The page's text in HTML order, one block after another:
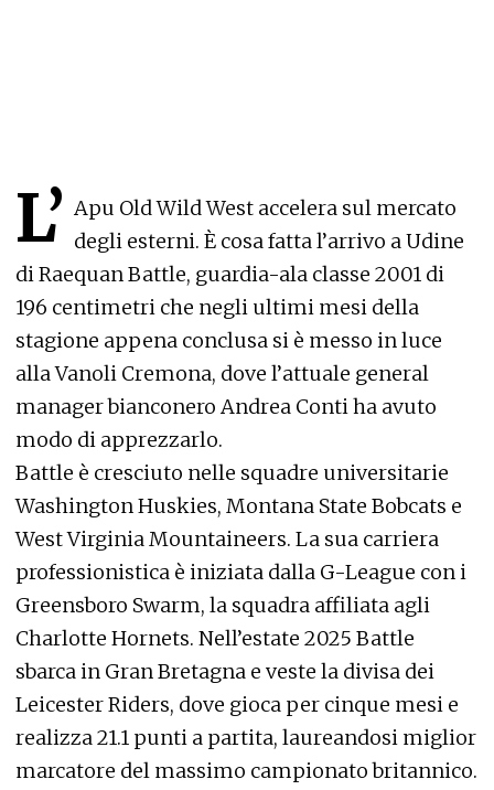
L’ Apu Old Wild West accelera sul mercato
degli esterni. È cosa fatta l’arrivo a Udine
di Raequan Battle, guardia-ala classe 2001 di
196 centimetri che negli ultimi mesi della
stagione appena conclusa si è messo in luce
alla Vanoli Cremona, dove l’attuale general
manager bianconero Andrea Conti ha avuto
modo di apprezzarlo.
Battle è cresciuto nelle squadre universitarie
Washington Huskies, Montana State Bobcats e
West Virginia Mountaineers. La sua carriera
professionistica è iniziata dalla G-League con i
Greensboro Swarm, la squadra affiliata agli
Charlotte Hornets. Nell’estate 2025 Battle
sbarca in Gran Bretagna e veste la divisa dei
Leicester Riders, dove gioca per cinque mesi e
realizza 21.1 punti a partita, laureandosi miglior
marcatore del massimo campionato britannico.